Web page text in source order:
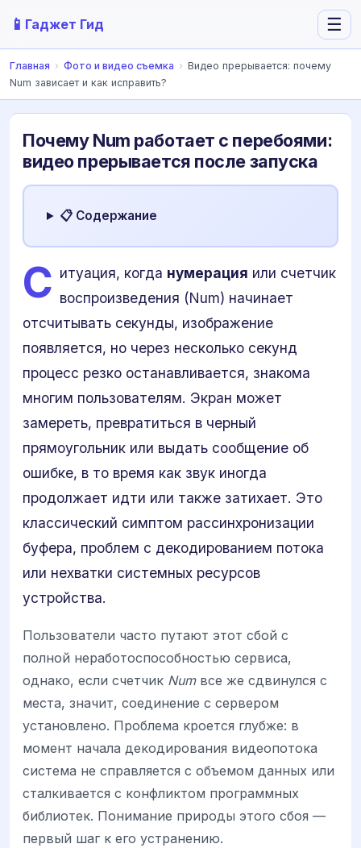
📱 Гаджет Гид ☰
Главная › Фото и видео съемка › Видео прерывается: почему
Num зависает и как исправить?
Почему Num работает с перебоями:
видео прерывается после запуска
📋 Содержание
С итуация, когда нумерация или счетчик
воспроизведения (Num) начинает
отсчитывать секунды, изображение
появляется, но через несколько секунд
процесс резко останавливается, знакома
многим пользователям. Экран может
замереть, превратиться в черный
прямоугольник или выдать сообщение об
ошибке, в то время как звук иногда
продолжает идти или также затихает. Это
классический симптом рассинхронизации
буфера, проблем с декодированием потока
или нехватки системных ресурсов
устройства.
Пользователи часто путают этот сбой с
полной неработоспособностью сервиса,
однако, если счетчик Numвсе же сдвинулся с
места, значит, соединение с сервером
установлено. Проблема кроется глубже: в
момент начала декодирования видеопотока
система не справляется с объемом данных или
сталкивается с конфликтом программных
библиотек. Понимание природы этого сбоя —
первый шаг к его устранению.